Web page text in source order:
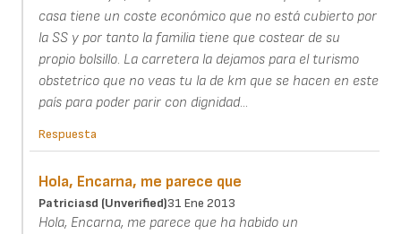
casa tiene un coste económico que no está cubierto por
la SS y por tanto la familia tiene que costear de su
propio bolsillo. La carretera la dejamos para el turismo
obstetrico que no veas tu la de km que se hacen en este
país para poder parir con dignidad...
Respuesta
Hola, Encarna, me parece que
Patriciasd (unverified)31 Ene 2013
Hola, Encarna, me parece que ha habido un